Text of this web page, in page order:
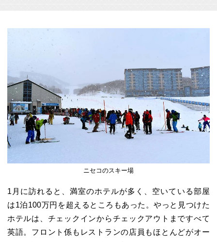
ニセコのスキー場
1月に訪れると、満室のホテルが多く、空いている部屋
は1泊100万円を超えるところもあった。やっと見つけた
ホテルは、チェックインからチェックアウトまですべて
英語。フロント係もレストランの店員もほとんどがオー